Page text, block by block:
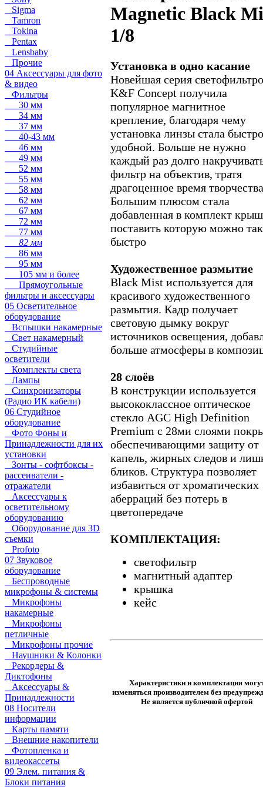
Sigma
Tamron
Tokina
Pentax
Lensbaby
Прочие
04 Аксессуары для фото
& видео
Фильтры
30 мм
34 мм
37 мм
40-43 мм
46 мм
49 мм
52 мм
55 мм
58 мм
62 мм
67 мм
72 мм
77 мм
82 мм
86 мм
95 мм
105 мм и более
Прямоугольные
фильтры и аксессуары
05 Осветительное
оборудование
Вспышки накамерные
Свет накамерный
Студийные
осветители
Комплекты света
Лампы
Синхронизаторы
(Радио ИК кабели)
06 Студийное
оборудование
Фото Фоны и
Принадлежности для их
установки
Зонты - софтбоксы -
рассеиватели -
отражатели
Аксессуары к
осветительному
оборудованию
Оборудование для 3D
съемки
Profoto
07 Звуковое
оборудование
Беспроводные
микрофоны & системы
Микрофоны
накамерные
Микрофоны
петличные
Микрофоны прочие
Наушники & Колонки
Рекордеры &
Диктофоны
Аксессуары &
Принадлежности
08 Носители
информации
Карты памяти
Внешние накопители
Фотопленка и
видеокассеты
09 Элем. питания &
Блоки питания
Magnetic Black
1/8
Установка в одно касание
Новейшая серия
K&F Concept получила
популярное магнитное
крепление, благодаря чему
установка линзы стала
удобной. Больше не нужно
каждый раз долго
фильтр на объектив, тратя
драгоценное время
Большим плюсом стала
добавленная в комплект
поставить которую можно
быстро
Художественное размытие
Black Mist используется для
красивого художественного
размытия. Кадр получает
световую дымку вокруг
источников освещения,
больше атмосферы в
28 слоёв
В конструкции используется
высококлассное оптическое
стекло AGC High Definition
Premium с 28ми слоями
обеспечивающими защиту от
капель, жирных следов и
бликов. Структура позволяет
избавиться от хроматических
аберраций без потерь в
цветопередаче
КОМПЛЕКТАЦИЯ:
светофильтр
магнитный адаптер
крышка
кейс
Характеристики и комплектация
изменяться производителем без
Не является публичной офертой